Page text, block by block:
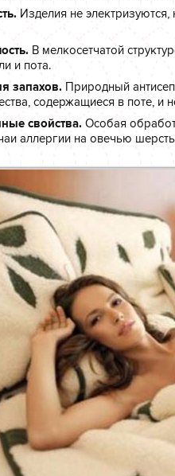
Изделия не
В мелкосетчатой
и пота.
запахов. Природный
содержащиеся в поте, и
свойства. Особая
аллергии на овечью